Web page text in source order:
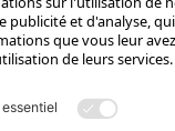
d'expédition et TEA
2025